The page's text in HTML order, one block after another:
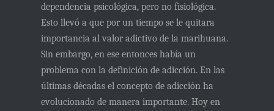
dependencia psicológica, pero no fisiológica.
Esto llevó a que por un tiempo se le quitara
importancia al valor adictivo de la marihuana.
Sin embargo, en ese entonces había un
problema con la definición de adicción. En las
últimas décadas el concepto de adicción ha
evolucionado de manera importante. Hoy en